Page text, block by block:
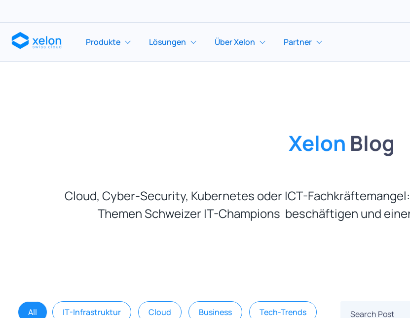
Produkte Lösungen Über Xelon Partner
Xelon Blog
Cloud, Cyber-Security, Kubernetes oder ICT-
Themen Schweizer IT-Champions beschäftigen und
All IT-Infrastruktur Cloud Business Tech-Trends